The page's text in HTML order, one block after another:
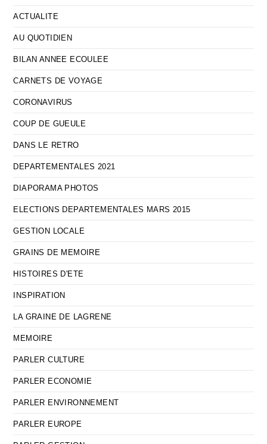
ACTUALITE
AU QUOTIDIEN
BILAN ANNEE ECOULEE
CARNETS DE VOYAGE
CORONAVIRUS
COUP DE GUEULE
DANS LE RETRO
DEPARTEMENTALES 2021
DIAPORAMA PHOTOS
ELECTIONS DEPARTEMENTALES MARS 2015
GESTION LOCALE
GRAINS DE MEMOIRE
HISTOIRES D'ETE
INSPIRATION
LA GRAINE DE LAGRENE
MEMOIRE
PARLER CULTURE
PARLER ECONOMIE
PARLER ENVIRONNEMENT
PARLER EUROPE